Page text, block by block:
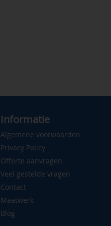
Informatie
Algemene voorwaarden
Privacy Policy
Offerte aanvragen
Veel gestelde vragen
Contact
Maatwerk
Blog